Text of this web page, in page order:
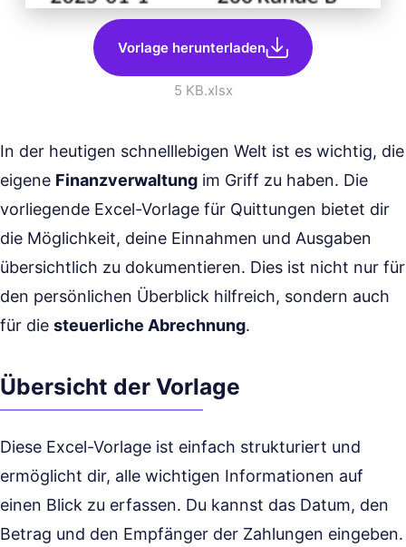
Vorlage herunterladen
5 KB.xlsx
In der heutigen schnelllebigen Welt ist es wichtig, die
eigene Finanzverwaltung im Griff zu haben. Die
vorliegende Excel-Vorlage für Quittungen bietet dir
die Möglichkeit, deine Einnahmen und Ausgaben
übersichtlich zu dokumentieren. Dies ist nicht nur für
den persönlichen Überblick hilfreich, sondern auch
für die steuerliche Abrechnung.
Übersicht der Vorlage
Diese Excel-Vorlage ist einfach strukturiert und
ermöglicht dir, alle wichtigen Informationen auf
einen Blick zu erfassen. Du kannst das Datum, den
Betrag und den Empfänger der Zahlungen eingeben.